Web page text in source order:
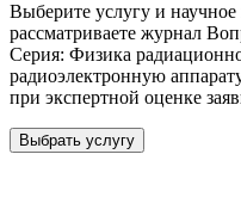
Выберите услугу и
рассматриваете журнал
Серия: Физика
радиоэлектронную
при экспертной оценке
Выбрать услугу